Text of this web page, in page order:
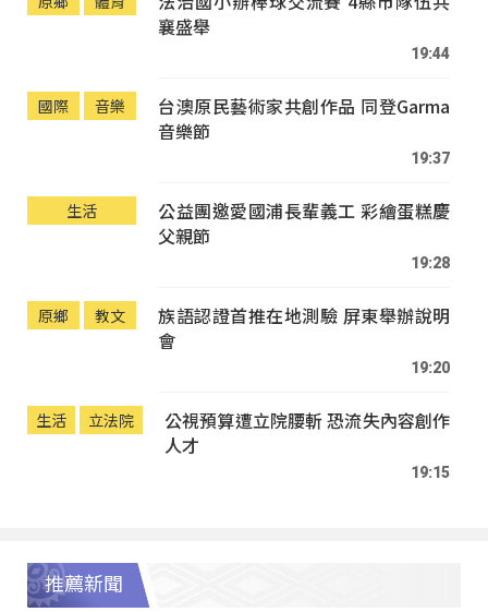
襄盛舉
19:44
國際 音樂
台澳原民藝術家共創作品 同登Garma
音樂節
19:37
生活
公益團邀愛國浦長輩義工 彩繪蛋糕慶
父親節
19:28
原鄉 教文
族語認證首推在地測驗 屏東舉辦說明
會
19:20
生活 立法院
公視預算遭立院腰斬 恐流失內容創作
人才
19:15
推薦新聞